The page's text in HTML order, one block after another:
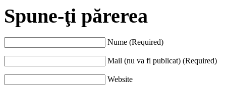
Spune-ţi părerea
Nume (Required)
Mail (nu va fi publicat) (Required)
Website